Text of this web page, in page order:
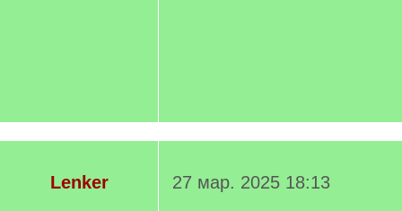
Lenker
27 мар. 2025 18:13